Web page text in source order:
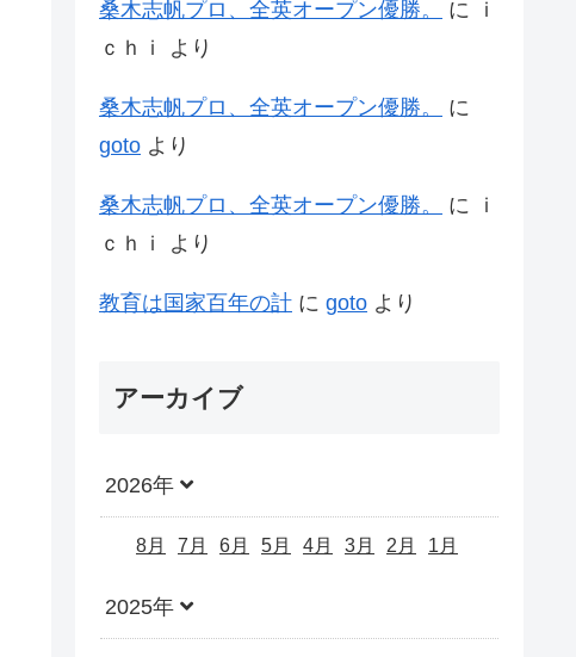
桑木志帆プロ、全英オープン優勝。 に
ｉ
ｃｈｉ
より
桑木志帆プロ、全英オープン優勝。
に
goto より
桑木志帆プロ、全英オープン優勝。 に
ｉ
ｃｈｉ
より
教育は国家百年の計 に goto より
アーカイブ
2026年
8月 7月 6月 5月 4月 3月 2月 1月
2025年